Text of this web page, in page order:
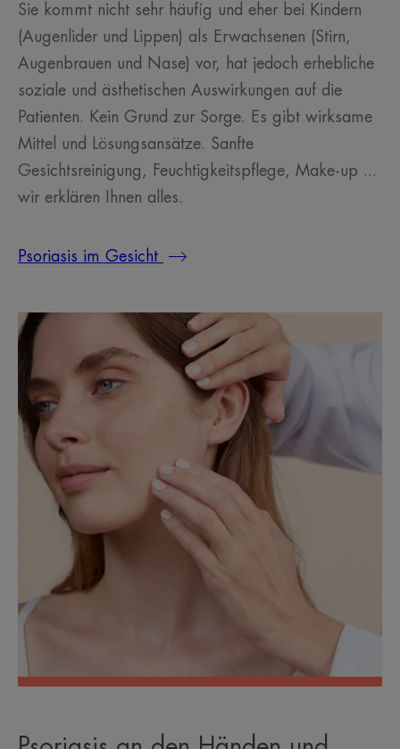
Sie kommt nicht sehr häufig und eher bei Kindern
(Augenlider und Lippen) als Erwachsenen (Stirn,
Augenbrauen und Nase) vor, hat jedoch erhebliche
soziale und ästhetischen Auswirkungen auf die
Patienten. Kein Grund zur Sorge. Es gibt wirksame
Mittel und Lösungsansätze. Sanfte
Gesichtsreinigung, Feuchtigkeitspflege, Make-up ...
wir erklären Ihnen alles.
Psoriasis im Gesicht